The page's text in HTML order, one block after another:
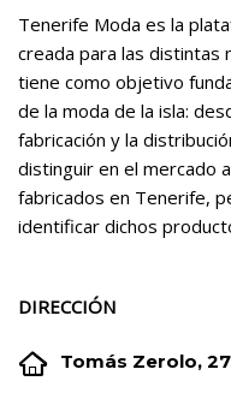
Tenerife Moda es la
creada para las distintas
tiene como objetivo
de la moda de la isla:
fabricación y la
distinguir en el mercado
fabricados en Tenerife,
identificar dichos
DIRECCIÓN

 Tomás Zerolo,